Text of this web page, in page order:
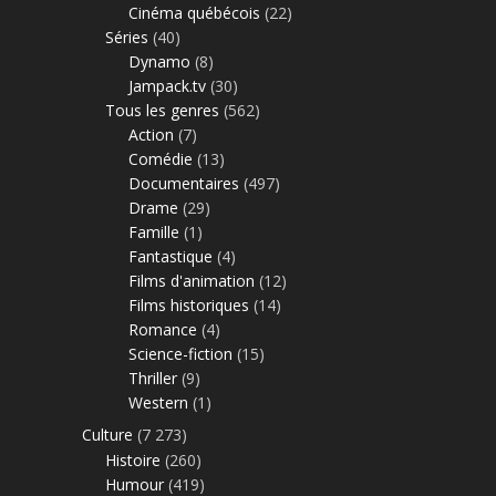
Cinéma québécois (22)
Séries (40)
Dynamo (8)
Jampack.tv (30)
Tous les genres (562)
Action (7)
Comédie (13)
Documentaires (497)
Drame (29)
Famille (1)
Fantastique (4)
Films d'animation (12)
Films historiques (14)
Romance (4)
Science-fiction (15)
Thriller (9)
Western (1)
Culture (7 273)
Histoire (260)
Humour (419)